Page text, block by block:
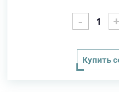
-
+
Купить